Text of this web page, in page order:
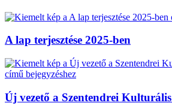
A lap terjesztése 2025-ben
Új vezető a Szentendrei